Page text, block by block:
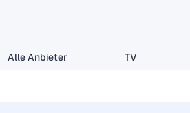
Alle Anbieter TV